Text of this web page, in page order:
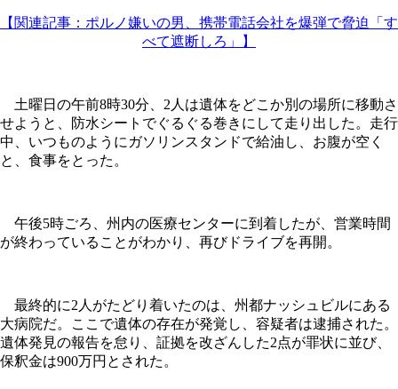
【関連記事：ポルノ嫌いの男、携帯電話会社を爆弾で脅迫「す
べて遮断しろ」】
土曜日の午前8時30分、2人は遺体をどこか別の場所に移動さ
せようと、防水シートでぐるぐる巻きにして走り出した。走行
中、いつものようにガソリンスタンドで給油し、お腹が空く
と、食事をとった。
午後5時ごろ、州内の医療センターに到着したが、営業時間
が終わっていることがわかり、再びドライブを再開。
最終的に2人がたどり着いたのは、州都ナッシュビルにある
大病院だ。ここで遺体の存在が発覚し、容疑者は逮捕された。
遺体発見の報告を怠り、証拠を改ざんした2点が罪状に並び、
保釈金は900万円とされた。